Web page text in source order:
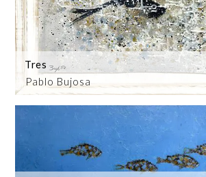
Pablo Bujosa
Tres